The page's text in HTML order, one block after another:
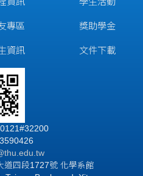
專區
資訊
獎助學金
文件下載
道四段1727號 化學系館